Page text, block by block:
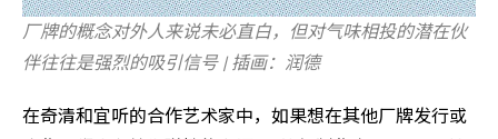
厂牌的概念对外人来说未必直白，但对气味相投的潜在伙
伴往往是强烈的吸引信号 | 插画：润德
在奇清和宜听的合作艺术家中，如果想在其他厂牌发行或